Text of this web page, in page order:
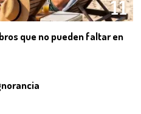
11
que no pueden faltar en